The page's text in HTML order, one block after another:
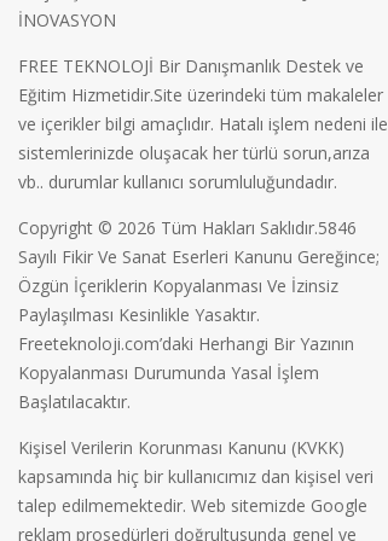
İNOVASYON
FREE TEKNOLOJİ Bir Danışmanlık Destek ve
Eğitim Hizmetidir.Site üzerindeki tüm makaleler
ve içerikler bilgi amaçlıdır. Hatalı işlem nedeni ile
sistemlerinizde oluşacak her türlü sorun,arıza
vb.. durumlar kullanıcı sorumluluğundadır.
Copyright © 2026 Tüm Hakları Saklıdır.5846
Sayılı Fikir Ve Sanat Eserleri Kanunu Gereğince;
Özgün İçeriklerin Kopyalanması Ve İzinsiz
Paylaşılması Kesinlikle Yasaktır.
Freeteknoloji.com’daki Herhangi Bir Yazının
Kopyalanması Durumunda Yasal İşlem
Başlatılacaktır.
Kişisel Verilerin Korunması Kanunu (KVKK)
kapsamında hiç bir kullanıcımız dan kişisel veri
talep edilmemektedir. Web sitemizde Google
reklam prosedürleri doğrultusunda genel ve